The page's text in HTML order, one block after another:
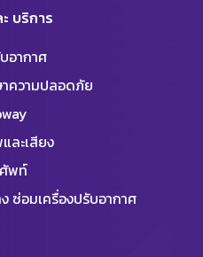
บริการ
อากาศ
าความปลอดภัย
ละเสียง
ศัพท์
ซ่อมเครื่องปรับอากาศ